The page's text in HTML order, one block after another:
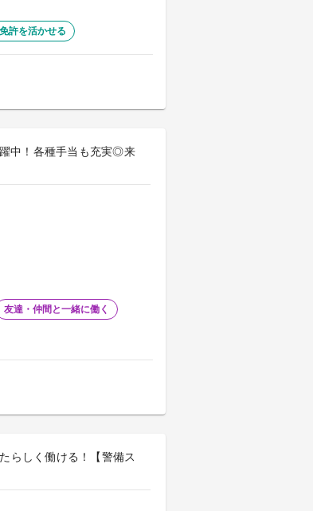
許を活かせる
中！各種手当も充実◎来
友達・仲間と一緒に働く
らしく働ける！【警備ス